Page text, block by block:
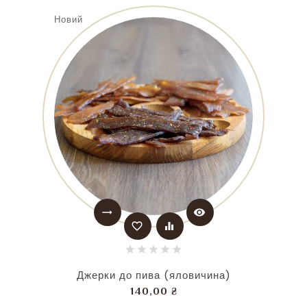
Новий
trending_flat
favorite_border
equalizer
visibility
Джерки до пива (яловичина)
140,00 ₴Ціна